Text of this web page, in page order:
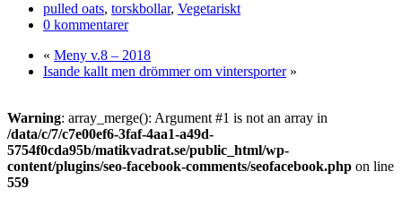
pulled oats, torskbollar, Vegetariskt
0 kommentarer
« Meny v.8 – 2018
Isande kallt men drömmer om vintersporter»
Warning: array_merge(): Argument #1 is not an array in
/data/c/7/c7e00ef6-3faf-4aa1-a49d-
5754f0cda95b/matikvadrat.se/public_html/wp-
content/plugins/seo-facebook-comments/seofacebook.php on line
559